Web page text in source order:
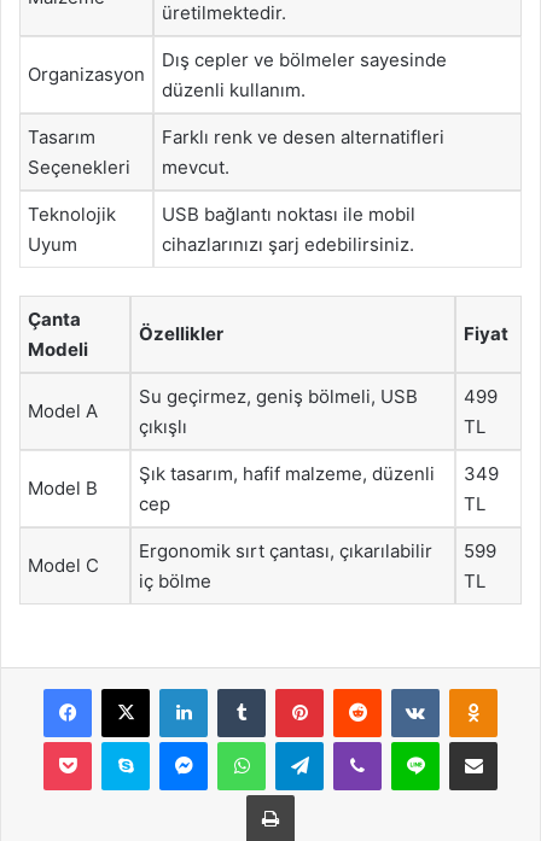
üretilmektedir.
Organizasyon
Dış cepler ve bölmeler sayesinde
düzenli kullanım.
Tasarım
Seçenekleri
Farklı renk ve desen alternatifleri
mevcut.
Teknolojik
Uyum
USB bağlantı noktası ile mobil
cihazlarınızı şarj edebilirsiniz.
Çanta
Modeli
Özellikler Fiyat
Model A
Su geçirmez, geniş bölmeli, USB
çıkışlı
499
TL
Model B
Şık tasarım, hafif malzeme, düzenli
cep
349
TL
Model C
Ergonomik sırt çantası, çıkarılabilir
iç bölme
599
TL
Facebook
X LinkedInTumblr PinterestReddit VKontakte
Pocket Skype MessengerWhatsAppTelegramViber Line E-Posta ile
Yazdır